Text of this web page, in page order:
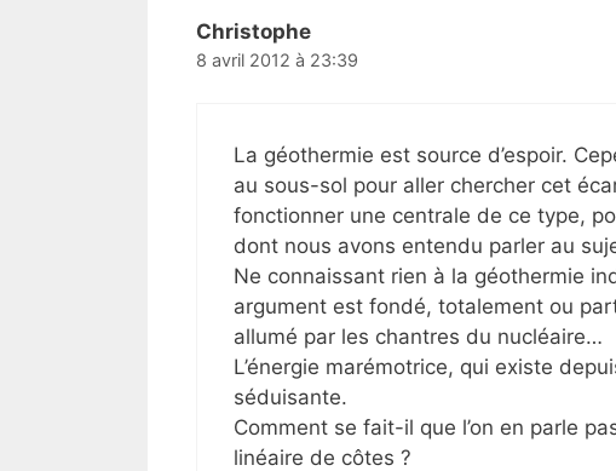
Christophe
8 avril 2012 à 23:39
La géothermie est source d’espoir.
au sous-sol pour aller chercher cet
fonctionner une centrale de ce type,
dont nous avons entendu parler au
Ne connaissant rien à la géothermie
argument est fondé, totalement ou
allumé par les chantres du nucléaire…
L’énergie marémotrice, qui existe
séduisante.
Comment se fait-il que l’on en parle
linéaire de côtes ?